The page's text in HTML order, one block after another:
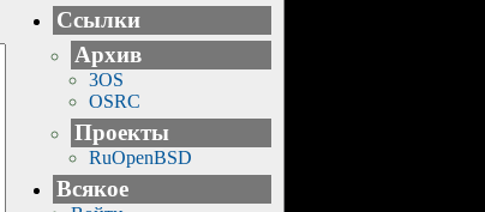
Ссылки
Архив
3OS
OSRC
Проекты
RuOpenBSD
Всякое